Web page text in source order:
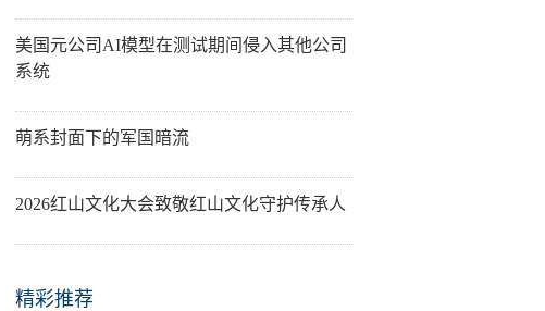
美国元公司AI模型在测试期间侵入其他公司
系统
萌系封面下的军国暗流
2026红山文化大会致敬红山文化守护传承人
精彩推荐